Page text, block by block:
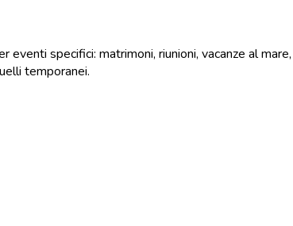
specifici: matrimoni, riunioni, vacanze al
temporanei.